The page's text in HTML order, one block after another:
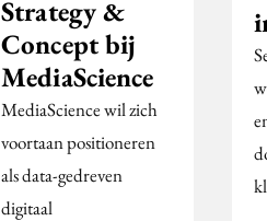
Strategy &
Concept bij
MediaScience
MediaScience wil zich
voortaan positioneren
als data-gedreven
digitaal